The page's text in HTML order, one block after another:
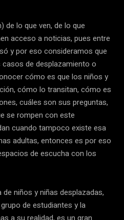
de lo que ven, de lo que
acceso a noticias, pues entre
y por eso consideramos que
de desplazamiento o
cómo es que los niños y
cómo lo transitan, cómo es
cuáles son sus preguntas,
se rompen con este
cuando tampoco existe esa
adultas, entonces es por eso
de escucha con los
niños y niñas desplazadas,
de estudiantes y la